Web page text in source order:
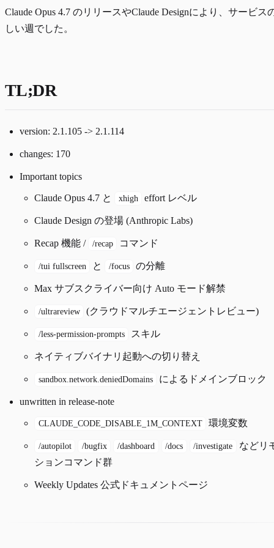
Claude Opus 4.7 のリリースやClaude Designにより、サービス
しい週でした。
TL;DR
version: 2.1.105 -> 2.1.114
changes: 170
Important topics
Claude Opus 4.7 と xhigh effort レベル
Claude Design の登場 (Anthropic Labs)
Recap 機能 / /recap コマンド
/tui fullscreen と /focus の分離
Max サブスクライバー向け Auto モード解禁
/ultrareview (クラウドマルチエージェントレビュー)
/less-permission-prompts スキル
ネイティブバイナリ起動への切り替え
sandbox.network.deniedDomains によるドメインブロック
unwritten in release-note
CLAUDE_CODE_DISABLE_1M_CONTEXT 環境変数
/autopilot /bugfix /dashboard /docs /investigate
などリ
ションコマンド群
Weekly Updates 公式ドキュメントページ